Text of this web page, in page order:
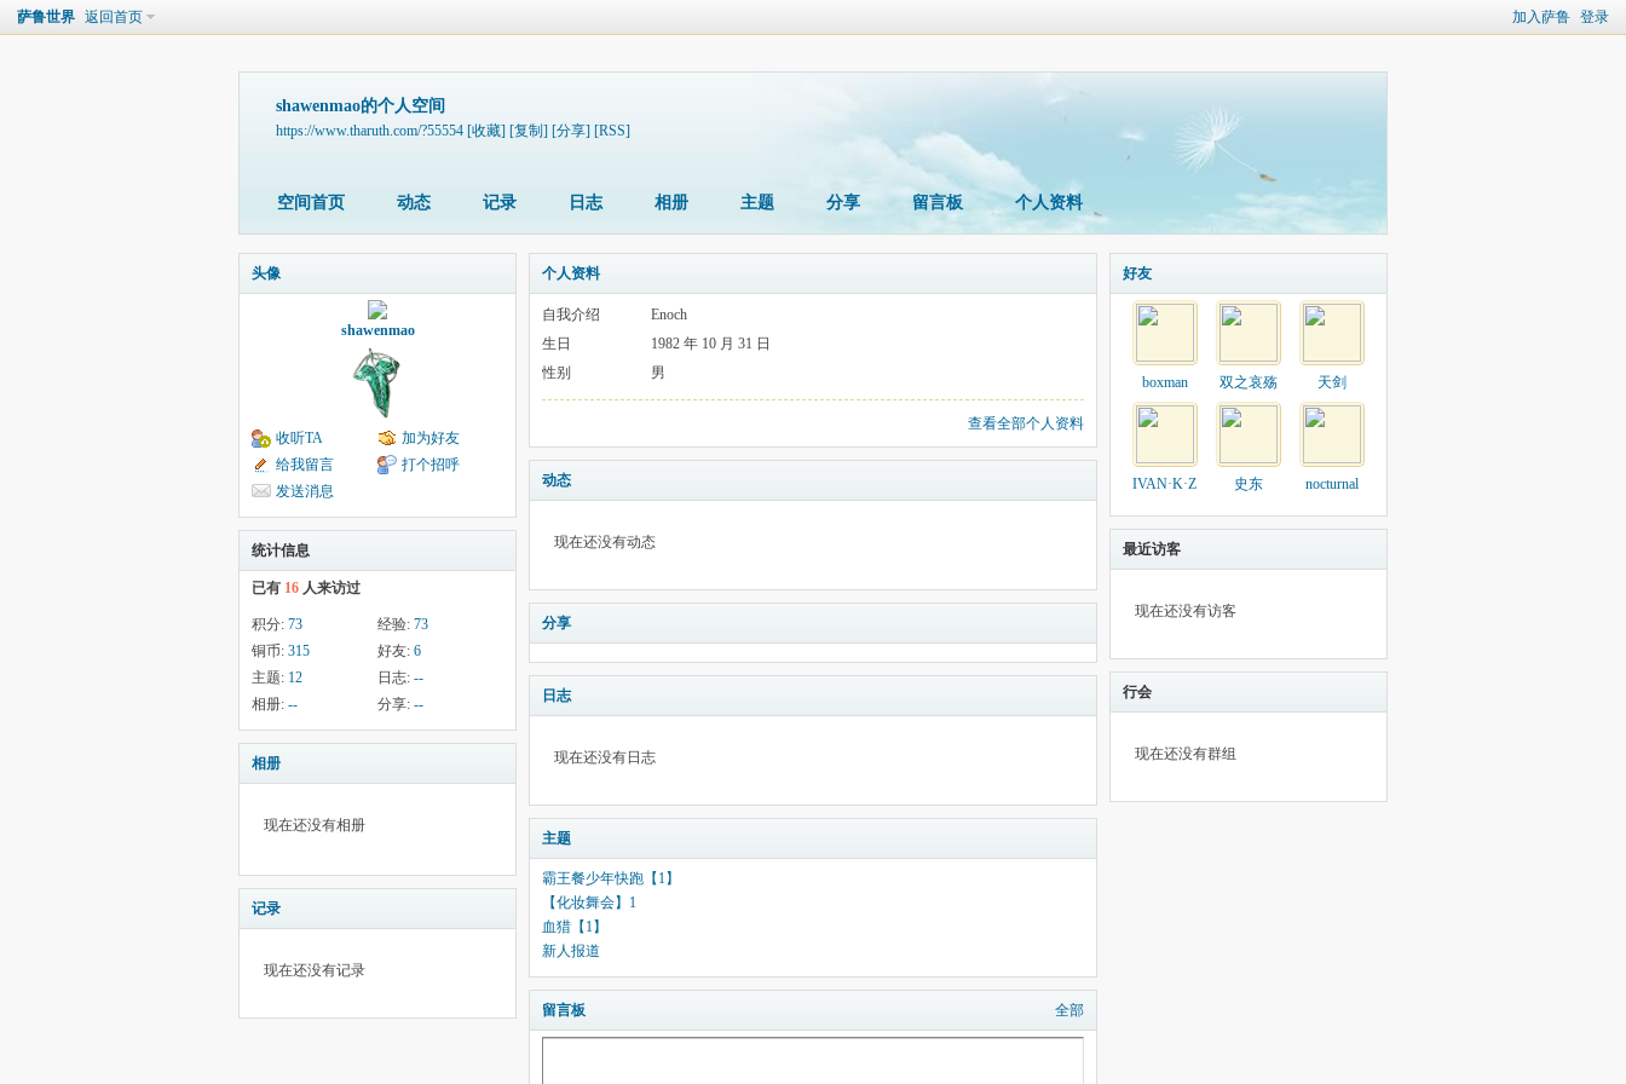
加入萨鲁 登录
萨鲁世界 返回首页
shawenmao的个人空间
https://www.tharuth.com/?55554 [收藏] [复制] [分享] [RSS]
空间首页 动态 记录 日志 相册 主题 分享 留言板 个人资料
头像
shawenmao
收听TA
加为好友
给我留言
打个招呼
发送消息
统计信息
已有 16 人来访过
积分: 73 经验: 73
铜币: 315 好友: 6
主题: 12 日志: --
相册: -- 分享: --
相册
现在还没有相册
记录
现在还没有记录
个人资料
自我介绍
Enoch
生日
1982 年 10 月 31 日
性别
男
查看全部个人资料
动态
现在还没有动态
分享
日志
现在还没有日志
主题
霸王餐少年快跑【1】
【化妆舞会】1
血猎【1】
新人报道
留言板 全部
好友
boxman 双之哀殇 天剑
IVAN·K·Z 史东 nocturnal
最近访客
现在还没有访客
行会
现在还没有群组